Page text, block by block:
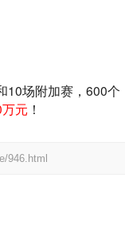
10场附加赛，600个
元 ！
946.html